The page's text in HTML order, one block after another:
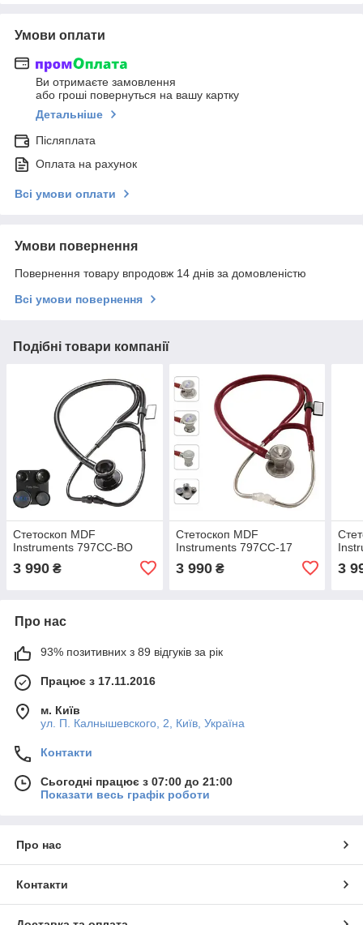
Умови оплати
Ви отримаєте замовлення
або гроші повернуться на вашу картку
Детальніше
Післяплата
Оплата на рахунок
Всі умови оплати
Умови повернення
Повернення товару впродовж 14 днів за домовленістю
Всі умови повернення
Подібні товари компанії
Стетоскоп MDF
Instruments 797СС-BO
3 990 ₴
Стетоскоп MDF
Instruments 797СС-17
3 990₴ 3
Про нас
93% позитивних з 89 відгуків за рік
Працює з 17.11.2016
м. Київ
ул. П. Калнышевского, 2, Київ, Україна
Контакти
Сьогодні працює з 07:00 до 21:00
Показати весь графік роботи
Про нас
Контакти